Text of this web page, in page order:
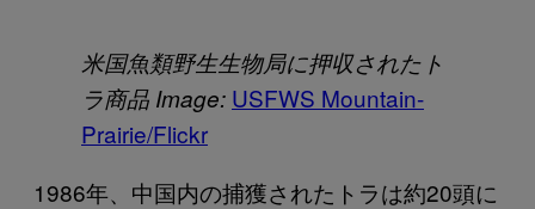
米国魚類野生生物局に押収されたト
ラ商品 Image: USFWS Mountain-
Prairie/Flickr
1986年、中国内の捕獲されたトラは約20頭に